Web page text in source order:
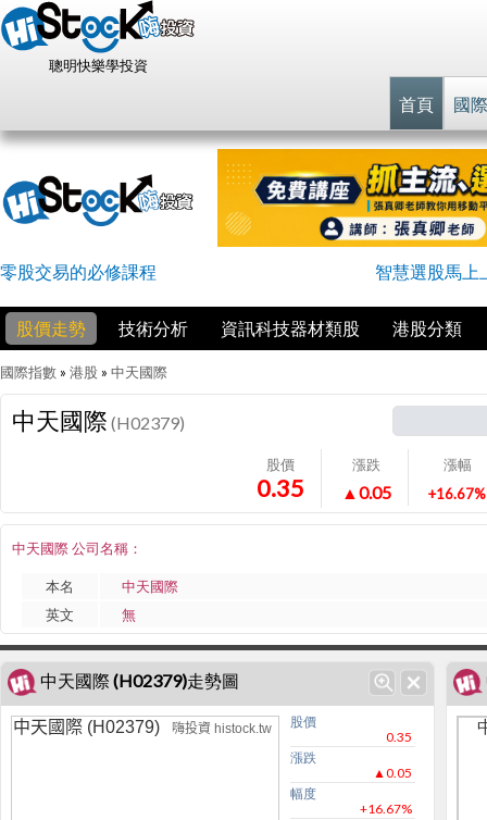
聰明快樂學投資
首頁 國
零股交易的必修課程 智慧選股馬上
股價走勢 技術分析 資訊科技器材類股 港股分類
國際指數 » 港股 » 中天國際
中天國際 (H02379)
股價
0.35
漲跌
▲0.05
漲幅
+16.67%
中天國際 公司名稱：
本名
中天國際
英文
無
中天國際 (H02379)走勢圖
中天國際 (H02379) 嗨投資 histock.tw
股價
0.35
漲跌
▲0.05
幅度
+16.67%